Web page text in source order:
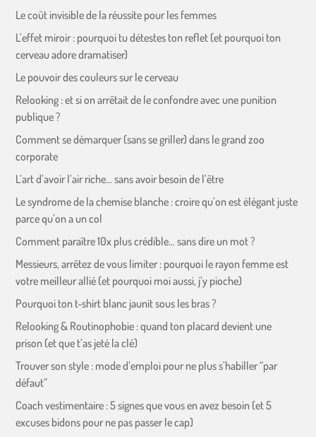
Le coût invisible de la réussite pour les femmes
L’effet miroir : pourquoi tu détestes ton reflet (et pourquoi ton
cerveau adore dramatiser)
Le pouvoir des couleurs sur le cerveau
Relooking : et si on arrêtait de le confondre avec une punition
publique ?
Comment se démarquer (sans se griller) dans le grand zoo
corporate
L’art d’avoir l’air riche… sans avoir besoin de l’être
Le syndrome de la chemise blanche : croire qu’on est élégant juste
parce qu’on a un col
Comment paraître 10x plus crédible… sans dire un mot ?
Messieurs, arrêtez de vous limiter : pourquoi le rayon femme est
votre meilleur allié (et pourquoi moi aussi, j’y pioche)
Pourquoi ton t-shirt blanc jaunit sous les bras ?
Relooking & Routinophobie : quand ton placard devient une
prison (et que t’as jeté la clé)
Trouver son style : mode d’emploi pour ne plus s’habiller “par
défaut”
Coach vestimentaire : 5 signes que vous en avez besoin (et 5
excuses bidons pour ne pas passer le cap)